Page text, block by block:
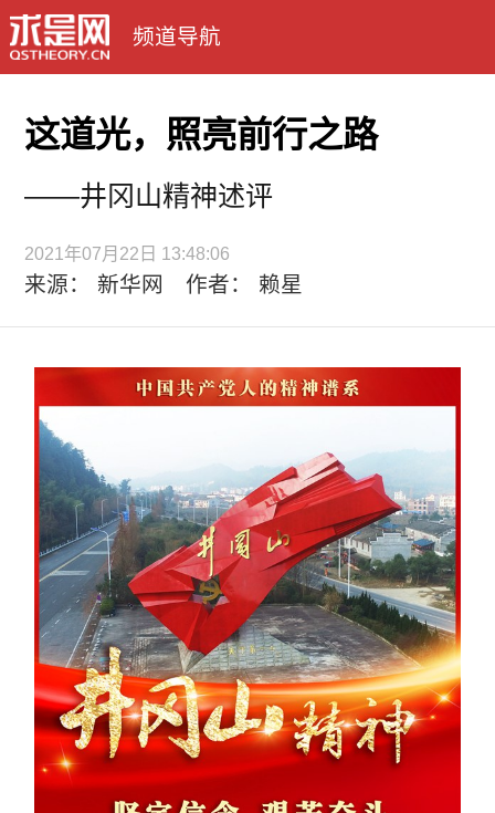
频道导航
这道光，照亮前行之路
——井冈山精神述评
2021年07月22日 13:48:06
来源： 新华网 作者： 赖星